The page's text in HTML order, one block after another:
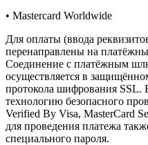
• Mastercard Worldwide
Для оплаты (ввода
перенаправлены на
Соединение с платёжным
осуществляется в
протокола шифрования SSL.
технологию безопасного
Verified By Visa, MasterCard
для проведения платежа
специального пароля.